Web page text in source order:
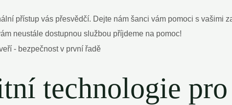
přístup vás přesvědčí. Dejte nám šanci vám pomoci s vašimi
neustále dostupnou službou příjdeme na pomoc!
technologie